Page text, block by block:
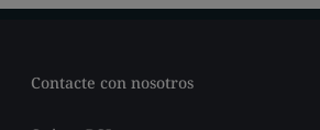
Contacte con nosotros